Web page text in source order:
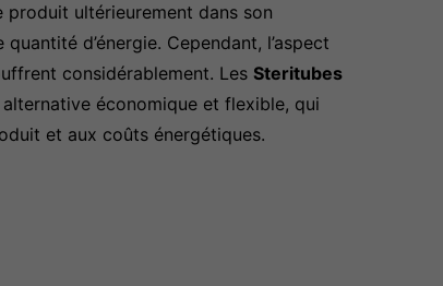
ultérieurement dans son
d’énergie. Cependant, l’aspect
considérablement. Les Steritubes
économique et flexible, qui
et aux coûts énergétiques.